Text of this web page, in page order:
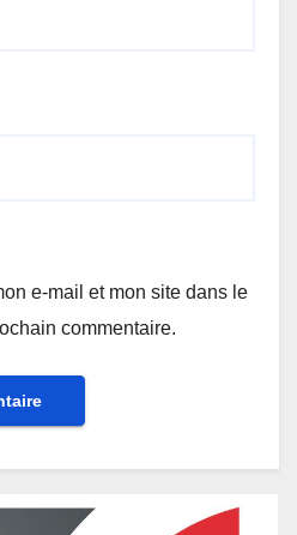
e-mail et mon site dans le
commentaire.